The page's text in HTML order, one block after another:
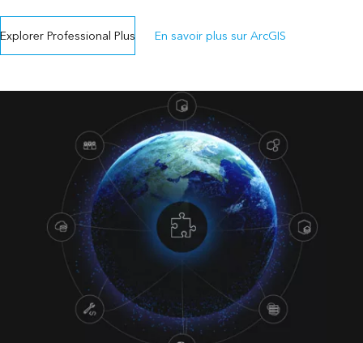
Explorer Professional Plus En savoir plus sur ArcGIS